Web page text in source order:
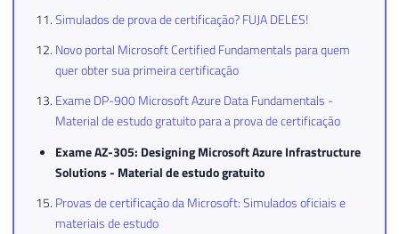
Simulados de prova de certificação? FUJA DELES!
Novo portal Microsoft Certified Fundamentals para quem
quer obter sua primeira certificação
Exame DP-900 Microsoft Azure Data Fundamentals -
Material de estudo gratuito para a prova de certificação
Exame AZ-305: Designing Microsoft Azure Infrastructure
Solutions - Material de estudo gratuito
Provas de certificação da Microsoft: Simulados oficiais e
materiais de estudo